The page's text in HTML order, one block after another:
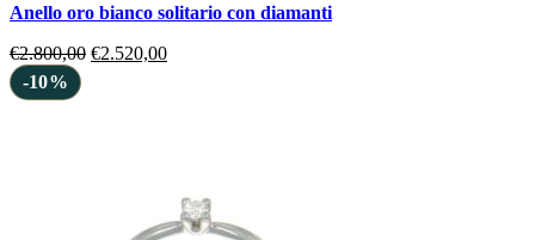
anello oro bianco solitario con diamanti
€2.800,00 €2.520,00
-10%